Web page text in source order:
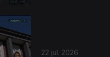
22 jul. 2026